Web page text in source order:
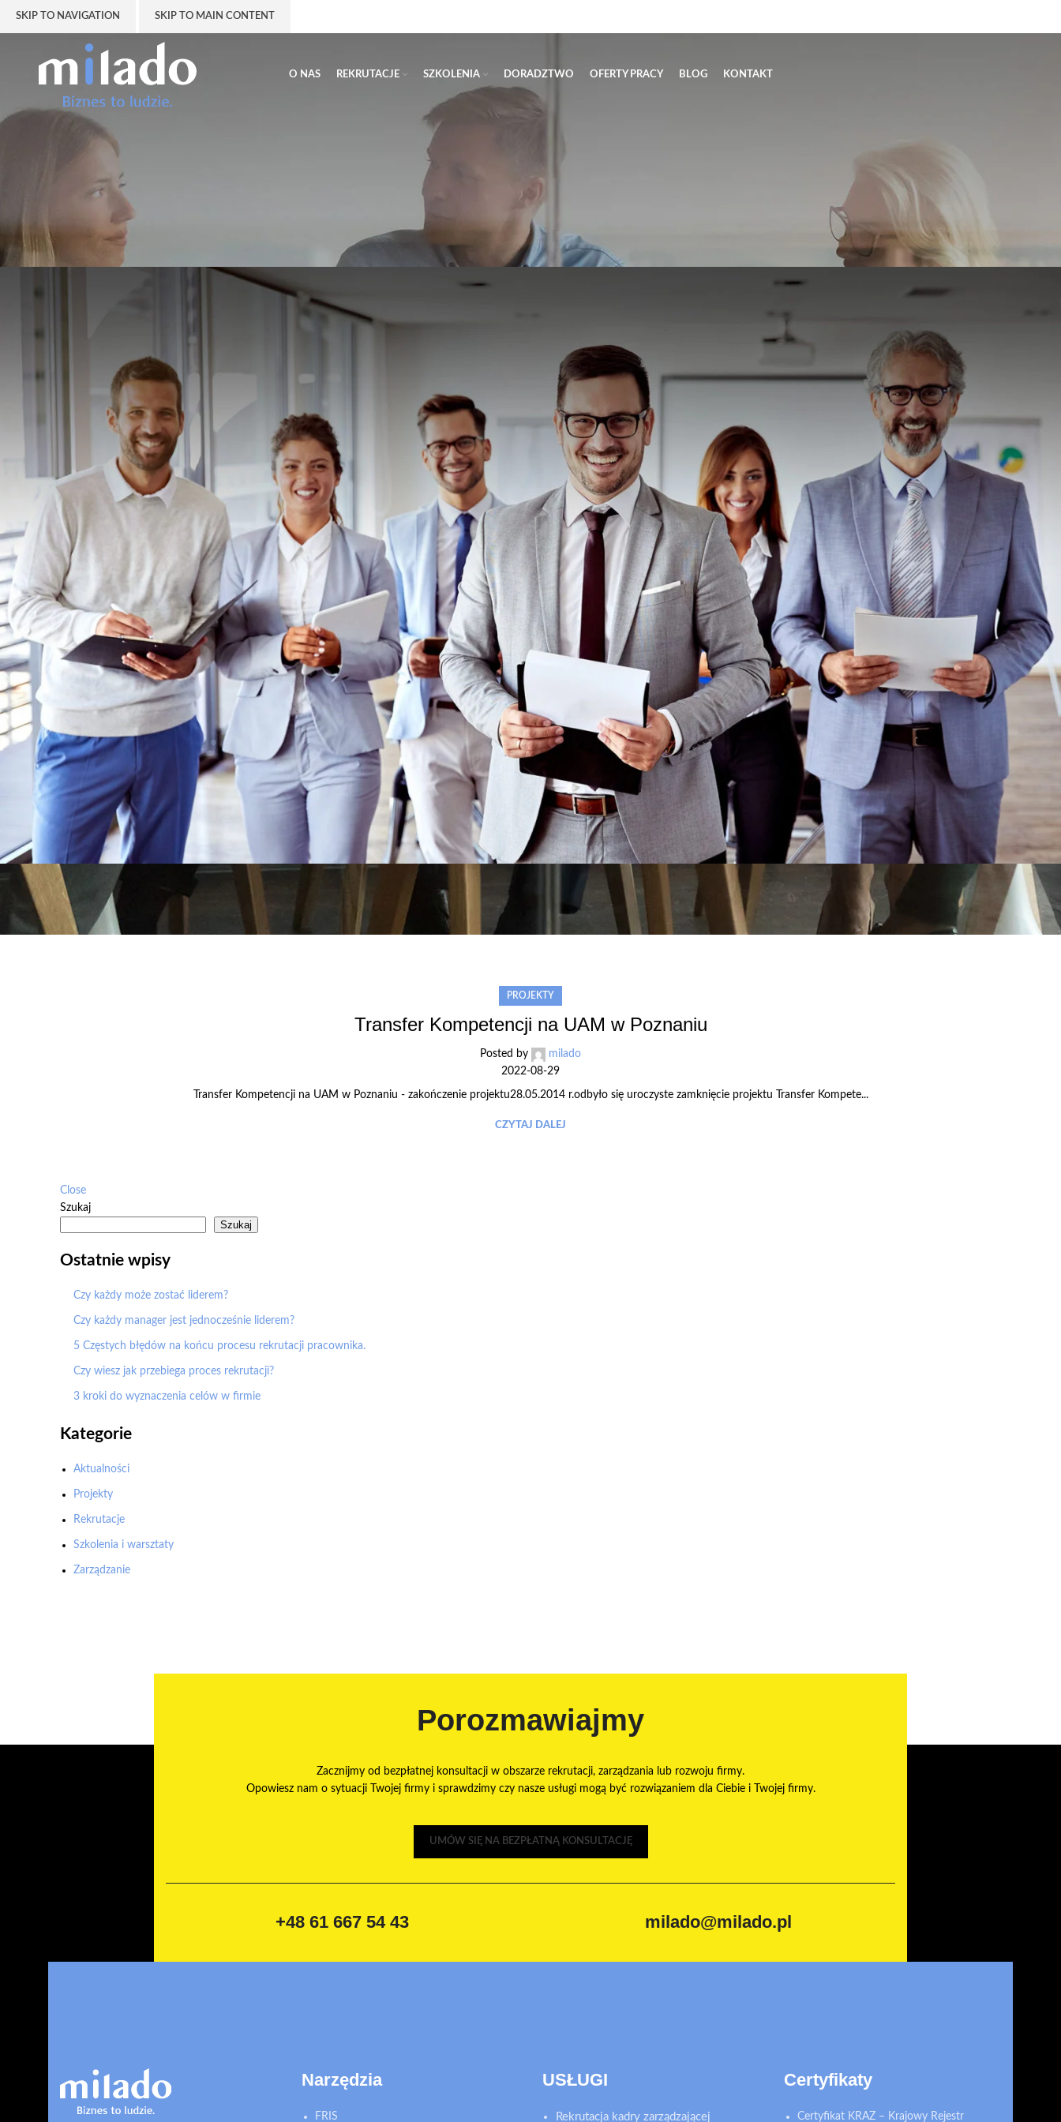
SKIP TO NAVIGATION SKIP TO MAIN CONTENT
O NAS REKRUTACJE SZKOLENIA DORADZTWO OFERTY PRACY BLOG KONTAKT
PROJEKTY
Transfer Kompetencji na UAM w Poznaniu
Posted by
milado
2022-08-29
Transfer Kompetencji na UAM w Poznaniu - zakończenie projektu28.05.2014 r.odbyło się uroczyste zamknięcie projektu Transfer Kompete...
CZYTAJ DALEJ
Close
Szukaj
Szukaj
Ostatnie wpisy
Czy każdy może zostać liderem?
Czy każdy manager jest jednocześnie liderem?
5 Częstych błędów na końcu procesu rekrutacji pracownika.
Czy wiesz jak przebiega proces rekrutacji?
3 kroki do wyznaczenia celów w firmie
Kategorie
Aktualności
Projekty
Rekrutacje
Szkolenia i warsztaty
Zarządzanie
Porozmawiajmy
Zacznijmy od bezpłatnej konsultacji w obszarze rekrutacji, zarządzania lub rozwoju firmy.
Opowiesz nam o sytuacji Twojej firmy i sprawdzimy czy nasze usługi mogą być rozwiązaniem dla Ciebie i Twojej firmy.
UMÓW SIĘ NA BEZPŁATNĄ KONSULTACJĘ
+48 61 667 54 43 milado@milado.pl
Narzędzia
FRIS
USŁUGI
Rekrutacja kadry zarządzającej
Certyfikaty
Certyfikat KRAZ – Krajowy Rejestr